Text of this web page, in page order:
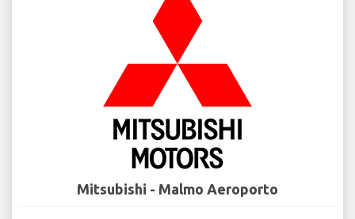
Mitsubishi - Malmo Aeroporto